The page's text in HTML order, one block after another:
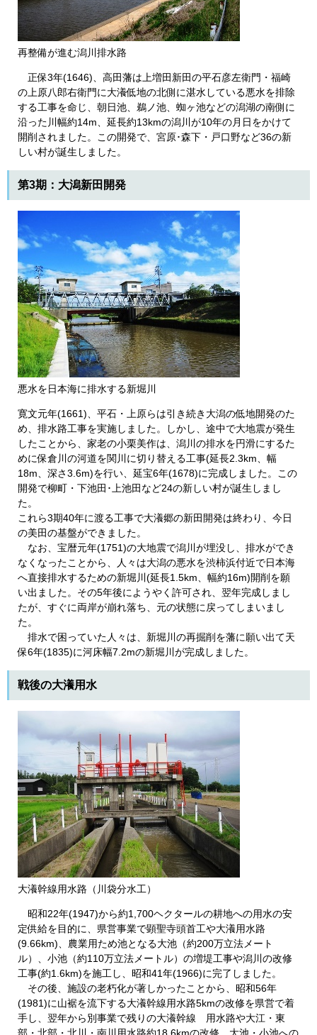
再整備が進む潟川排水路
正保3年(1646)、高田藩は上増田新田の平石彦左衛門・福崎
の上原八郎右衛門に大瀁低地の北側に湛水している悪水を排除
する工事を命じ、朝日池、鵜ノ池、蜘ヶ池などの潟湖の南側に
沿った川幅約14m、延長約13kmの潟川が10年の月日をかけて
開削されました。この開発で、宮原･森下・戸口野など36の新
しい村が誕生しました。
第3期：大潟新田開発
悪水を日本海に排水する新堀川
寛文元年(1661)、平石・上原らは引き続き大潟の低地開発のた
め、排水路工事を実施しました。しかし、途中で大地震が発生
したことから、家老の小栗美作は、潟川の排水を円滑にするた
めに保倉川の河道を関川に切り替える工事(延長2.3km、幅
18m、深さ3.6m)を行い、延宝6年(1678)に完成しました。この
開発で柳町・下池田･上池田など24の新しい村が誕生しまし
た。
これら3期40年に渡る工事で大瀁郷の新田開発は終わり、今日
の美田の基盤ができました。
なお、宝暦元年(1751)の大地震で潟川が埋没し、排水ができ
なくなったことから、人々は大潟の悪水を渋柿浜付近で日本海
へ直接排水するための新堀川(延長1.5km、幅約16m)開削を願
い出ました。その5年後にようやく許可され、翌年完成しまし
たが、すぐに両岸が崩れ落ち、元の状態に戻ってしまいまし
た。
排水で困っていた人々は、新堀川の再掘削を藩に願い出て天
保6年(1835)に河床幅7.2mの新堀川が完成しました。
戦後の大瀁用水
大瀁幹線用水路（川袋分水工）
昭和22年(1947)から約1,700ヘクタールの耕地への用水の安
定供給を目的に、県営事業で顕聖寺頭首工や大瀁用水路
(9.66km)、農業用ため池となる大池（約200万立法メート
ル）、小池（約110万立法メートル）の増堤工事や潟川の改修
工事(約1.6km)を施工し、昭和41年(1966)に完了しました。
その後、施設の老朽化が著しかったことから、昭和56年
(1981)に山裾を流下する大瀁幹線用水路5kmの改修を県営で着
手し、翌年から別事業で残りの大瀁幹線 用水路や大江・東